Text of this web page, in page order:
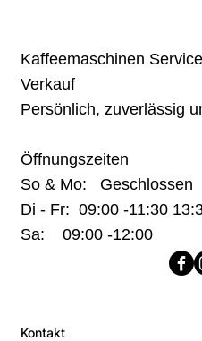
Kaffeemaschinen
Verkauf
Persönlich, zuverlässig
Öffnungszeiten
So & Mo: Geschlossen
Di - Fr: 09:00 -11:30
Sa: 09:00 -12:00
Kontakt